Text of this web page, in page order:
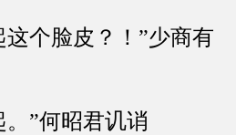
个脸皮？！”少商有
”何昭君讥诮